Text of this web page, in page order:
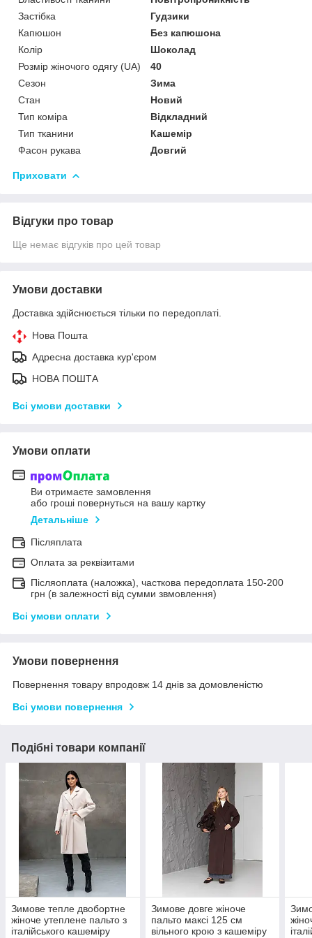
Застібка
Гудзики
Капюшон
Без капюшона
Колір
Шоколад
Розмір жіночого одягу (UA)
40
Сезон
Зима
Стан
Новий
Тип коміра
Відкладний
Тип тканини
Кашемір
Фасон рукава
Довгий
Приховати
Відгуки про товар
Ще немає відгуків про цей товар
Умови доставки
Доставка здійснюється тільки по передоплаті.
Нова Пошта
Адресна доставка кур'єром
НОВА ПОШТА
Всі умови доставки
Умови оплати
Ви отримаєте замовлення
або гроші повернуться на вашу картку
Детальніше
Післяплата
Оплата за реквізитами
Післяоплата (наложка), часткова передоплата 150-200
грн (в залежності від сумми звмовлення)
Всі умови оплати
Умови повернення
Повернення товару впродовж 14 днів за домовленістю
Всі умови повернення
Подібні товари компанії
Зимове тепле двобортне
жіноче утеплене пальто з
італійського кашеміру
Зимове довге жіноче
пальто максі 125 см
вільного крою з кашеміру